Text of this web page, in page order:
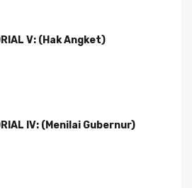
V: (Hak Angket)
IV: (Menilai Gubernur)